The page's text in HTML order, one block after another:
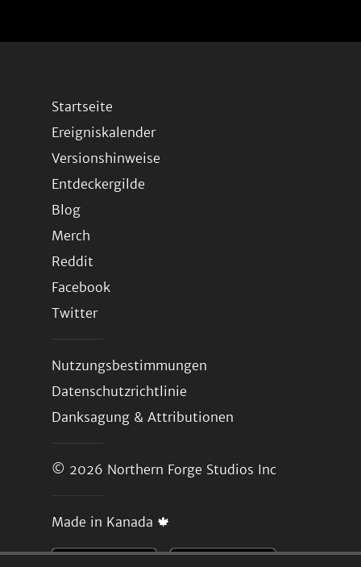
Startseite
Ereigniskalender
Versionshinweise
Entdeckergilde
Blog
Merch
Reddit
Facebook
Twitter
Nutzungsbestimmungen
Datenschutzrichtlinie
Danksagung & Attributionen
© 2026 Northern Forge Studios Inc
Made in Kanada 🍁